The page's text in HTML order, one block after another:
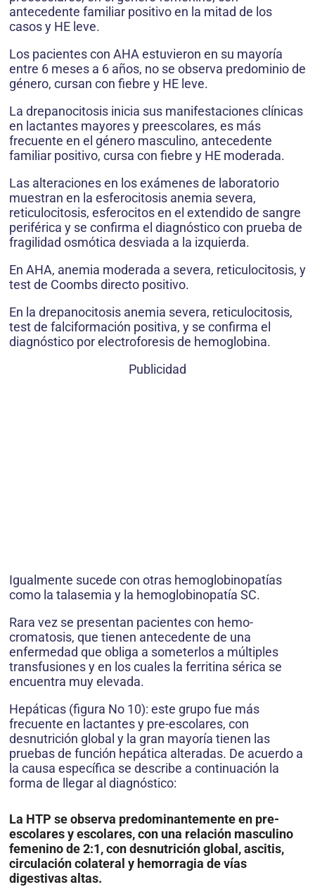
antecedente familiar positivo en la mitad de los
casos y HE leve.
Los pacientes con AHA estuvieron en su mayoría
entre 6 meses a 6 años, no se observa predominio de
género, cursan con fiebre y HE leve.
La drepanocitosis inicia sus manifestaciones clínicas
en lactantes mayores y preescolares, es más
frecuente en el género masculino, antecedente
familiar positivo, cursa con fiebre y HE moderada.
Las alteraciones en los exámenes de laboratorio
muestran en la esferocitosis anemia severa,
reticulocitosis, esferocitos en el extendido de sangre
periférica y se confirma el diagnóstico con prueba de
fragilidad osmótica desviada a la izquierda.
En AHA, anemia moderada a severa, reticulocitosis, y
test de Coombs directo positivo.
En la drepanocitosis anemia severa, reticulocitosis,
test de falciformación positiva, y se confirma el
diagnóstico por electroforesis de hemoglobina.
Publicidad
Igualmente sucede con otras hemoglobinopatías
como la talasemia y la hemoglobinopatía SC.
Rara vez se presentan pacientes con hemo-
cromatosis, que tienen antecedente de una
enfermedad que obliga a someterlos a múltiples
transfusiones y en los cuales la ferritina sérica se
encuentra muy elevada.
Hepáticas (figura No 10): este grupo fue más
frecuente en lactantes y pre-escolares, con
desnutrición global y la gran mayoría tienen las
pruebas de función hepática alteradas. De acuerdo a
la causa específica se describe a continuación la
forma de llegar al diagnóstico:
La HTP se observa predominantemente en pre-
escolares y escolares, con una relación masculino
femenino de 2:1, con desnutrición global, ascitis,
circulación colateral y hemorragia de vías
digestivas altas.